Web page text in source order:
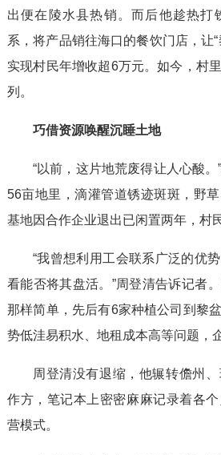
出便在陵水县热销。而后他趁热打
系，将产品销往海口的餐饮门店，让“
实现村民年增收超6万元。如今，村
列。
巧借资源唤醒沉睡土地
“以前，这片地荒废得让人心酸。
56亩地里，滴灌管道锈迹斑斑，野
基地因合作企业退出已闲置两年，村
“我曾想利用工会联系广泛的优
看能否将其盘活。”周登清告诉记者
那样简单，先后有6家种植公司到黎
势低洼易积水、地租成本高等问题，
周登清没有退缩，他辗转儋州
作方，笔记本上密密麻麻记录着各
营模式。